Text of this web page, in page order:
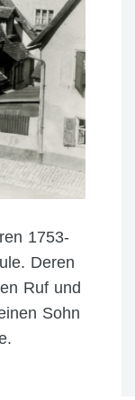
1753-
Deren
Ruf und
Sohn